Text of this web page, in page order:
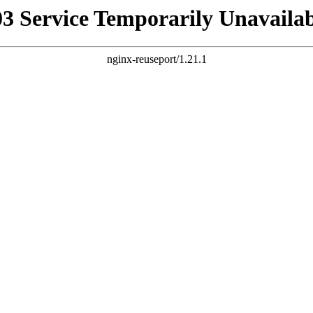
Service Temporarily
nginx-reuseport/1.21.1